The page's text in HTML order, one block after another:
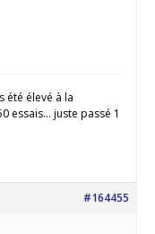
été élevé à la
essais… juste passé 1
#164455